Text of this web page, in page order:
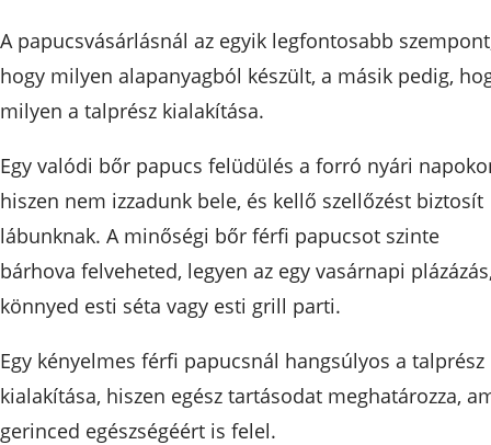
A papucsvásárlásnál az egyik legfontosabb
hogy milyen alapanyagból készült, a másik pedig,
milyen a talprész kialakítása.
Egy valódi bőr papucs felüdülés a forró nyári
hiszen nem izzadunk bele, és kellő szellőzést biztosít
lábunknak. A minőségi bőr férfi papucsot szinte
bárhova felveheted, legyen az egy vasárnapi
könnyed esti séta vagy esti grill parti.
Egy kényelmes férfi papucsnál hangsúlyos a talprész
kialakítása, hiszen egész tartásodat meghatározza,
gerinced egészségéért is felel.